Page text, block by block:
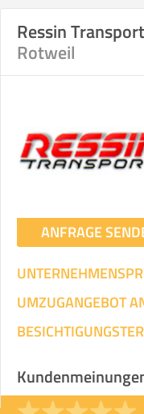
Ressin
Rotweil
ANFRAGE
UMZUGANGEBOT